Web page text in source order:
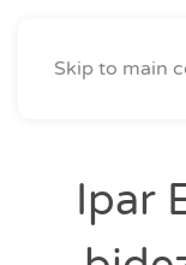
Skip to main
Ipar